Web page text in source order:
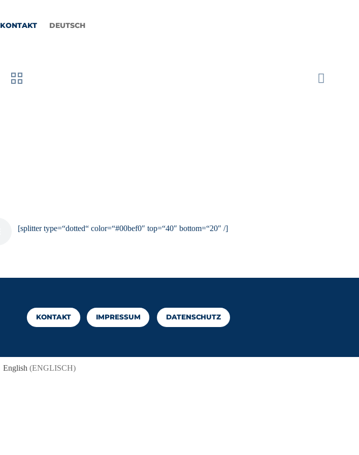
KONTAKT DEUTSCH
[splitter type=“dotted“ color=“#00bef0″ top=“40″ bottom=“20″ /]
KONTAKT IMPRESSUM DATENSCHUTZ
English (ENGLISCH)